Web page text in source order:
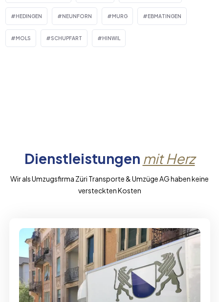
HEDINGEN NEUNFORN MURG EBMATINGEN
MOLS SCHUPFART HINWIL
Dienstleistungen mit Herz
Wir als Umzugsfirma Züri Transporte & Umzüge AG haben keine
versteckten Kosten